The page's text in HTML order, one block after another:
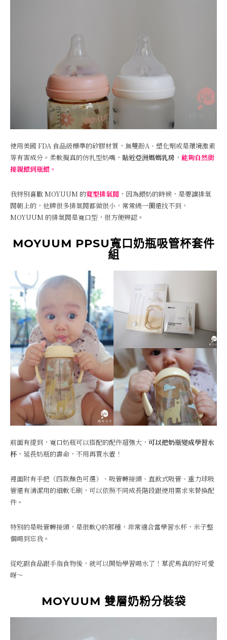
使用美國 FDA 食品級標準的矽膠材質，無雙酚A、塑化劑或是環境激素
等有害成分。柔軟擬真的仿乳型奶嘴， 貼近亞洲媽媽乳房 ， 能夠自然銜
接親餵到瓶餵。
我特別喜歡 MOYUUM 的寬型排氣閥 ，因為餵奶的時候，是要讓排氣
閥朝上的，他牌很多排氣閥都做很小，常常繞一圈還找不到，
MOYUUM 的排氣閥是寬口型，很方便辨認。
MOYUUM PPSU寬口奶瓶吸管杯套件
組
前面有提到，寬口奶瓶可以搭配的配件超強大， 可以把奶瓶變成學習水
杯 ，延長奶瓶的壽命，不用再買水壺！
裡面附有手把（四款顏色可選）、吸管轉接頭、直飲式吸管、重力球吸
管還有清潔用的細軟毛刷，可以依照不同成長階段跟使用需求來替換配
件。
特別的是吸管轉接頭，是很軟Q的那種，非常適合當學習水杯，米子整
個喝到忘我。
從吃副食品跟手指食物後，就可以開始學習喝水了！草泥馬真的好可愛
呀～
MOYUUM 雙層奶粉分裝袋